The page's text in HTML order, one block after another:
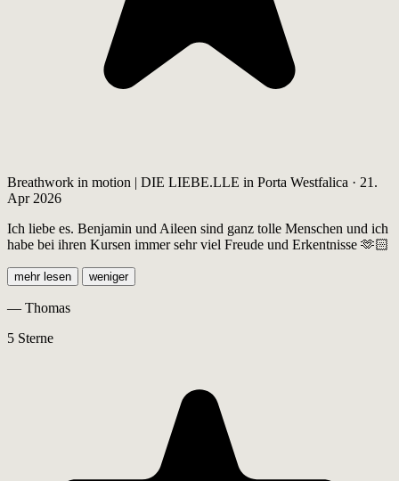
Breathwork in motion | DIE LIEBE.LLE in Porta Westfalica · 21.
Apr 2026
Ich liebe es. Benjamin und Aileen sind ganz tolle Menschen und ich
habe bei ihren Kursen immer sehr viel Freude und Erkentnisse 🫶🏻
mehr lesen weniger
— Thomas
5 Sterne